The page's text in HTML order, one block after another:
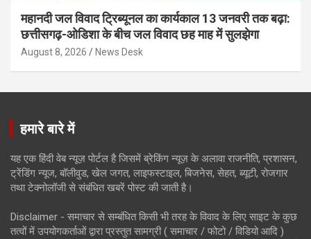
महानदी जल विवाद ट्रिब्यूनल का कार्यकाल 13 जनवरी तक बढ़ा:
छत्तीसगढ़-ओडिशा के बीच जल विवाद छह माह में सुलझेगा
August 8, 2026 News Desk
हमारे बारे में
यह एक हिंदी वेब न्यूज़ पोर्टल है जिसमें ब्रेकिंग न्यूज़ के अलावा राजनीति, प्रशासन,
ट्रेंडिंग न्यूज, बॉलीवुड, खेल जगत, लाइफस्टाइल, बिजनेस, सेहत, ब्यूटी, रोजगार
तथा टेक्नोलॉजी से संबंधित खबरें पोस्ट की जाती है।
Disclaimer - समाचार से सम्बंधित किसी भी तरह के विवाद के लिए साइट के कुछ
तत्वों में उपयोगकर्ताओं द्वारा प्रस्तुत सामग्री ( समाचार / फोटो / विडियो आदि )